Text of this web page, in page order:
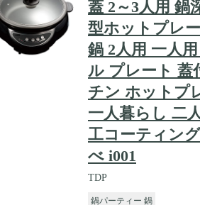
蓋 2～3人用 鍋
型ホットプレ
鍋 2人用 一人
ル プレート 蓋
チン ホットプ
一人暮らし 二
工コーティン
べ i001
TDP
鍋パーティー 鍋